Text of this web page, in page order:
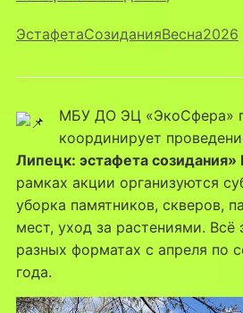
ЭстафетаСозиданияВесна2026
МБУ ДО ЭЦ «ЭкоСфера»
координирует
Липецк: эстафета созидания»
рамках акции организуются
уборка памятников, скверов,
мест, уход за растениями. Всё
разных форматах с апреля по
года.